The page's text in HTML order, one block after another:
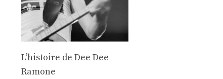
Lʼhistoire de Dee Dee
Ramone